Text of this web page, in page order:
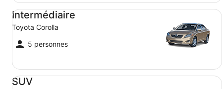
Intermédiaire
Toyota Corolla
5 personnes
Intermédiaire Toyota Corolla
SUV
SUV Jeep Compass